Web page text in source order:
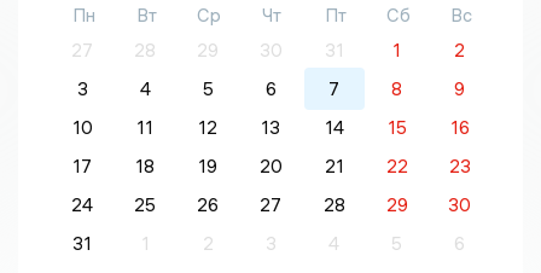
Пн Вт Ср Чт Пт Сб
Вс
27
28 29 30 31 1
2
3
4 5 6 7 8
9
10
11 12 13 14 15
16
17
18 19 20 21 22
23
24
25 26 27 28 29
30
31
1 2 3 4 5 6